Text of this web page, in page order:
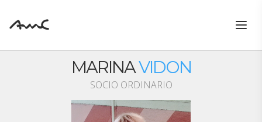
MARINAVIDON
SOCIO ORDINARIO